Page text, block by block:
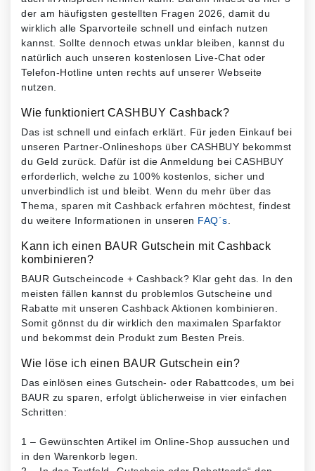
der am häufigsten gestellten Fragen 2026, damit du
wirklich alle Sparvorteile schnell und einfach nutzen
kannst. Sollte dennoch etwas unklar bleiben, kannst du
natürlich auch unseren kostenlosen Live-Chat oder
Telefon-Hotline unten rechts auf unserer Webseite
nutzen.
Wie funktioniert CASHBUY Cashback?
Das ist schnell und einfach erklärt. Für jeden Einkauf bei
unseren Partner-Onlineshops über CASHBUY bekommst
du Geld zurück. Dafür ist die Anmeldung bei CASHBUY
erforderlich, welche zu 100% kostenlos, sicher und
unverbindlich ist und bleibt. Wenn du mehr über das
Thema, sparen mit Cashback erfahren möchtest, findest
du weitere Informationen in unseren FAQ´s
Kann ich einen BAUR Gutschein mit Cashback
kombinieren?
BAUR Gutscheincode + Cashback? Klar geht das. In den
meisten fällen kannst du problemlos Gutscheine und
Rabatte mit unseren Cashback Aktionen kombinieren.
Somit gönnst du dir wirklich den maximalen Sparfaktor
und bekommst dein Produkt zum Besten Preis.
Wie löse ich einen BAUR Gutschein ein?
Das einlösen eines Gutschein- oder Rabattcodes, um bei
BAUR zu sparen, erfolgt üblicherweise in vier einfachen
Schritten:
1 – Gewünschten Artikel im Online-Shop aussuchen und
in den Warenkorb legen.